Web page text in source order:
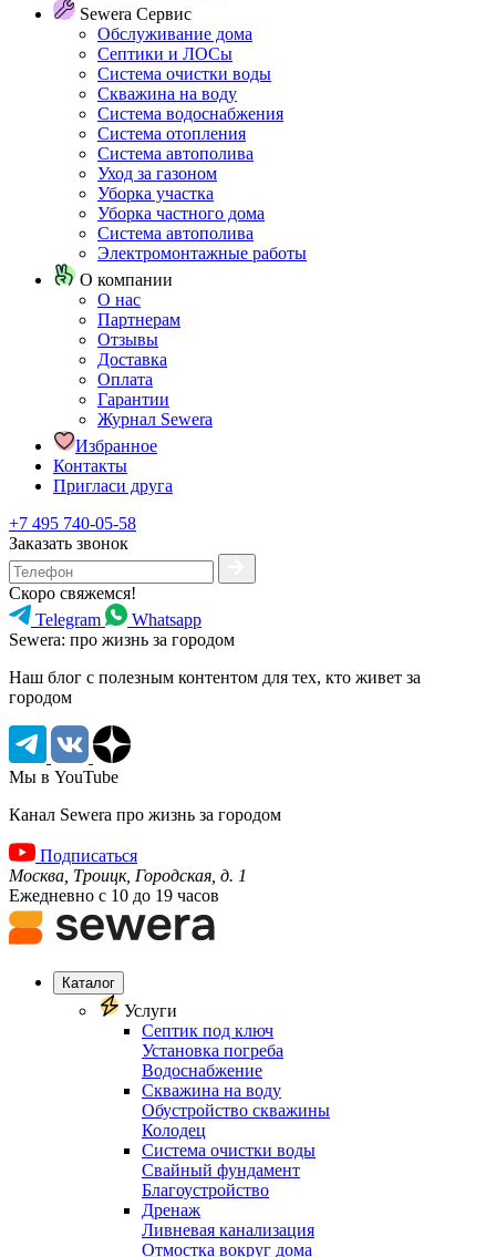
Sewera Сервис
Обслуживание дома
Септики и ЛОСы
Система очистки воды
Скважина на воду
Система водоснабжения
Система отопления
Система автополива
Уход за газоном
Уборка участка
Уборка частного дома
Система автополива
Электромонтажные работы
О компании
О нас
Партнерам
Отзывы
Доставка
Оплата
Гарантии
Журнал Sewera
Избранное
Контакты
Пригласи друга
+7 495 740-05-58
Заказать звонок
Скоро свяжемся!
Telegram
Whatsapp
Sewera: про жизнь за городом
Наш блог c полезным контентом для тех, кто живет за
городом
Мы в YouTube
Канал Sewera про жизнь за городом
Подписаться
Москва, Троицк, Городская, д. 1
Ежедневно с 10 до 19 часов
Каталог
Услуги
Септик под ключ
Установка погреба
Водоснабжение
Скважина на воду
Обустройство скважины
Колодец
Система очистки воды
Свайный фундамент
Благоустройство
Дренаж
Ливневая канализация
Отмостка вокруг дома